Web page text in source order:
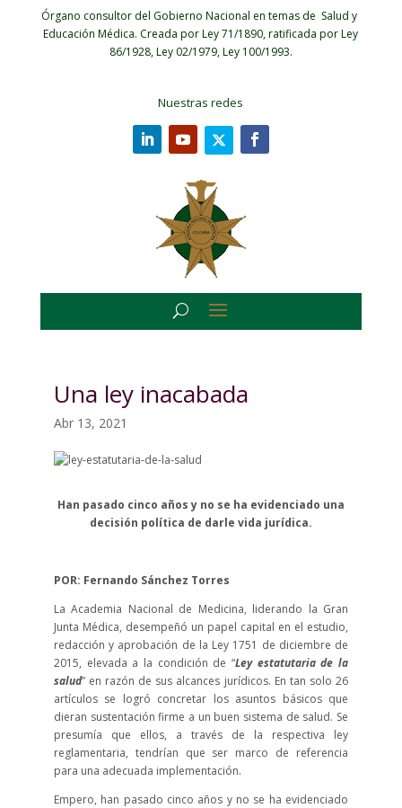
Órgano consultor del Gobierno Nacional en temas de Salud y
Educación Médica. Creada por Ley 71/1890, ratificada por Ley
86/1928, Ley 02/1979, Ley 100/1993.
Nuestras redes
Una ley inacabada
Abr 13, 2021
Han pasado cinco años y no se ha evidenciado una
decisión política de darle vida jurídica.
POR: Fernando Sánchez Torres
La Academia Nacional de Medicina, liderando la Gran
Junta Médica, desempeñó un papel capital en el estudio,
redacción y aprobación de la Ley 1751 de diciembre de
2015, elevada a la condición de “Ley estatutaria de la
salud” en razón de sus alcances jurídicos. En tan solo 26
artículos se logró concretar los asuntos básicos que
dieran sustentación firme a un buen sistema de salud. Se
presumía que ellos, a través de la respectiva ley
reglamentaria, tendrían que ser marco de referencia
para una adecuada implementación.
Empero, han pasado cinco años y no se ha evidenciado